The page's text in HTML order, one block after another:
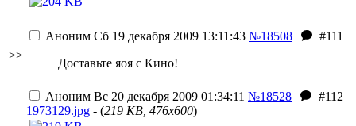
>>
Аноним Сб 19 декабря 2009 13:11:43 №18508
#111
Доставьте яоя с Кино!
Аноним Вс 20 декабря 2009 01:34:11 №18528
#112
1973129.jpg - (219 KB, 476x600)